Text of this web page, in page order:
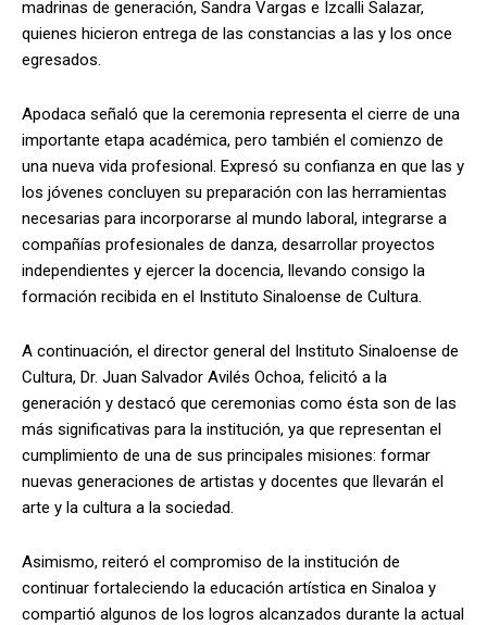
madrinas de generación, Sandra Vargas e Izcalli Salazar,
quienes hicieron entrega de las constancias a las y los once
egresados.
Apodaca señaló que la ceremonia representa el cierre de una
importante etapa académica, pero también el comienzo de
una nueva vida profesional. Expresó su confianza en que las y
los jóvenes concluyen su preparación con las herramientas
necesarias para incorporarse al mundo laboral, integrarse a
compañías profesionales de danza, desarrollar proyectos
independientes y ejercer la docencia, llevando consigo la
formación recibida en el Instituto Sinaloense de Cultura.
A continuación, el director general del Instituto Sinaloense de
Cultura, Dr. Juan Salvador Avilés Ochoa, felicitó a la
generación y destacó que ceremonias como ésta son de las
más significativas para la institución, ya que representan el
cumplimiento de una de sus principales misiones: formar
nuevas generaciones de artistas y docentes que llevarán el
arte y la cultura a la sociedad.
Asimismo, reiteró el compromiso de la institución de
continuar fortaleciendo la educación artística en Sinaloa y
compartió algunos de los logros alcanzados durante la actual